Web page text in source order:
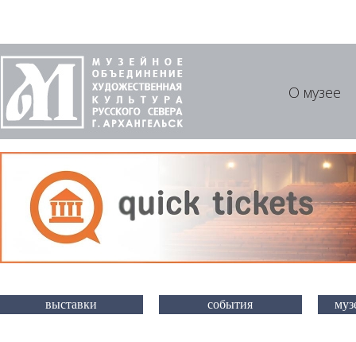
О музее
выставки события